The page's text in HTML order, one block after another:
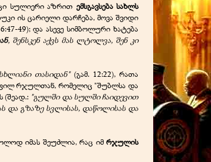
სულიერი აზრით ემსგავსება სახლს
ის ცარიელი დარჩება, მოვა შვიდი
49); და ასევე სიმბოლური ხატება
, შენსკენ აქვს მას ლტოლვა, შენ კი
თასიდან" (გამ. 12:22), რათა
რჯულთან, რომელიც "შუბლსა და
(შეად.: "გულში და სულში ჩაიდევით
და გზაზე სვლისას, დაწოლისას და
იმას შეუძლია, რაც იმ რჯულის